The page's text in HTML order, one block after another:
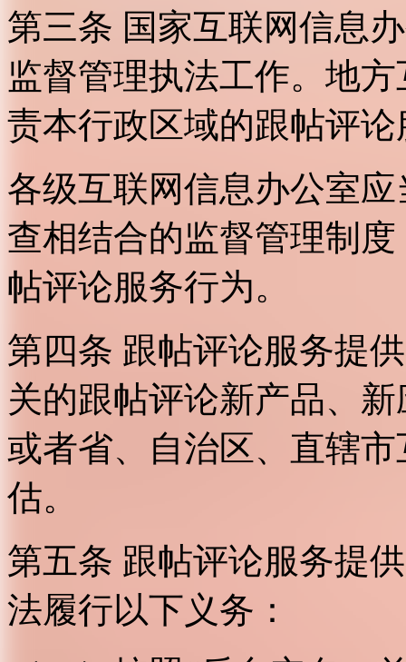
第三条 国家互联网信息
监督管理执法工作。地
责本行政区域的跟帖评
各级互联网信息办公室
查相结合的监督管理制
帖评论服务行为。
第四条 跟帖评论服务提
关的跟帖评论新产品、
或者省、自治区、直辖
估。
第五条 跟帖评论服务提
法履行以下义务：